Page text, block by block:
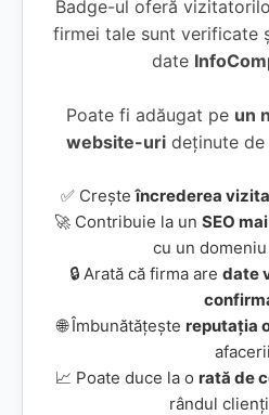
Badge-ul oferă
firmei tale sunt verificate
date
Poate fi adăugat pe un
website-urideținute de
✅ Creșteîncrederea
🚀 Contribuie la un SEO
cu un
🔒 Arată că firma are date
🌐 Îmbunătățește reputația
afacerii
📈 Poate duce la o rată de
rândul